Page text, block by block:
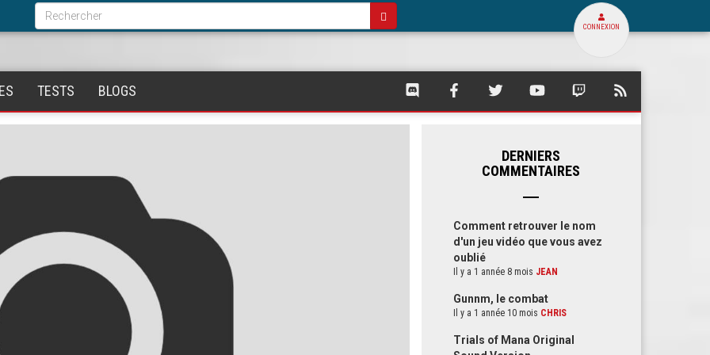
Formulaire
de
recherche
Rechercher
CONNEXION
TESTS BLOGS
SQUARE
SQUARE SQUARE SQUARE SQUARE
DERNIERS
COMMENTAIRES
Comment retrouver le nom
d'un jeu vidéo que vous avez
oublié
Il y a 1 année 8 mois JEAN
Gunnm, le combat
Il y a 1 année 10 mois CHRIS
Trials of Mana Original